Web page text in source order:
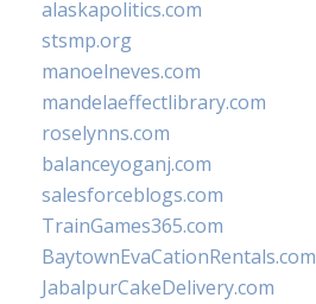
alaskapolitics.com
stsmp.org
manoelneves.com
mandelaeffectlibrary.com
roselynns.com
balanceyoganj.com
salesforceblogs.com
TrainGames365.com
BaytownEvaCationRentals.com
JabalpurCakeDelivery.com